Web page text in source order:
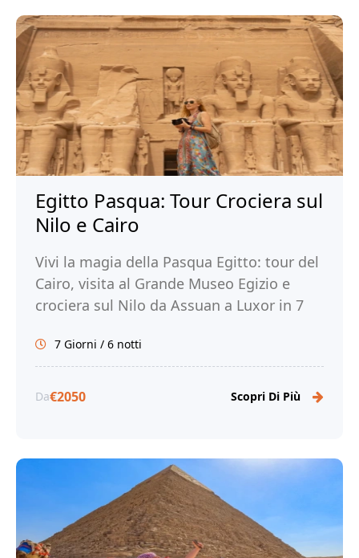
Egitto Pasqua: Tour Crociera sul
Nilo e Cairo
Vivi la magia della Pasqua Egitto: tour del
Cairo, visita al Grande Museo Egizio e
crociera sul Nilo da Assuan a Luxor in 7
7 Giorni / 6 notti
Da€2050 Scopri Di Più